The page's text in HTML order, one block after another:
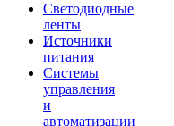
Светодиодные
ленты
Источники
питания
Системы
управления
и
автоматизации